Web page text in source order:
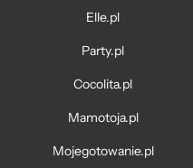
Elle.pl
Party.pl
Cocolita.pl
Mamotoja.pl
Mojegotowanie.pl